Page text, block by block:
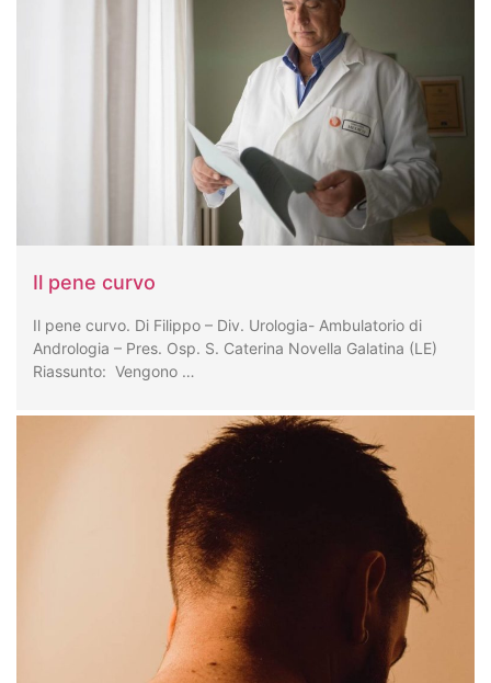
Il pene curvo
Il pene curvo. Di Filippo – Div. Urologia- Ambulatorio di
Andrologia – Pres. Osp. S. Caterina Novella Galatina (LE)
Riassunto: Vengono …